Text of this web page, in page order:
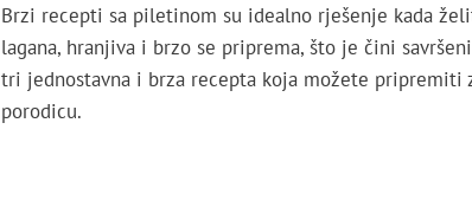
Brzi recepti sa piletinom su idealno rješenje kada
lagana, hranjiva i brzo se priprema, što je čini
tri jednostavna i brza recepta koja možete
porodicu.